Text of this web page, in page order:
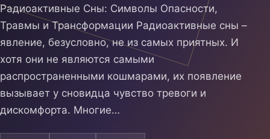
Радиоактивные Сны: Символы Опасности,
Травмы и Трансформации Радиоактивные сны –
явление, безусловно, не из самых приятных. И
хотя они не являются самыми
распространенными кошмарами, их появление
вызывает у сновидца чувство тревоги и
дискомфорта. Многие…